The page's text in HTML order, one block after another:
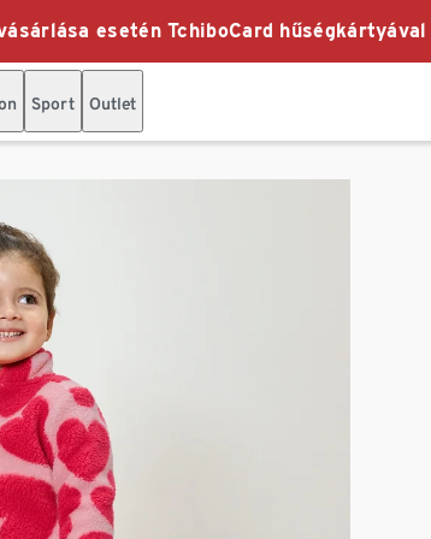
esetén TchiboCard
Sport Outlet